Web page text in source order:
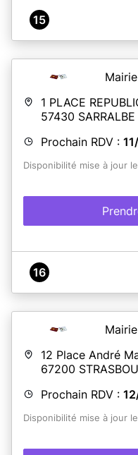
15
1 PLACE
57430 SARRALBE
Prochain RDV :
Disponibilité mise à jour
16
12 Place André
67200
Prochain RDV :
Disponibilité mise à jour